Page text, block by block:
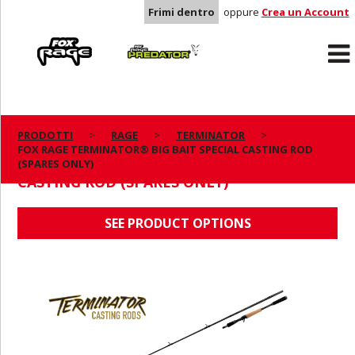
Frimi dentro oppure Crea un Account
Predator
PRODOTTI RAGE
TERMINATOR
FOX RAGE TERMINATOR® BIG BAIT SPECIAL CASTING ROD
(SPARES ONLY)
FOX RAGE TERMINATOR® BIG BAIT SPECIAL
CASTING ROD (SPARES ONLY)
SEE PRODUCT OPTIONS